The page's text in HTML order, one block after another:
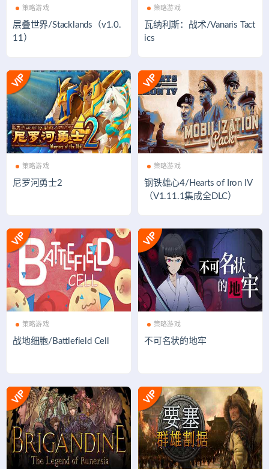
策略游戏
层叠世界/Stacklands（v1.0.
11）
策略游戏
瓦纳利斯：战术/Vanaris Tact
ics
策略游戏
尼罗河勇士2
策略游戏
钢铁雄心4/Hearts of Iron IV
（V1.11.1集成全DLC）
策略游戏
战地细胞/Battlefield Cell
策略游戏
不可名状的地牢